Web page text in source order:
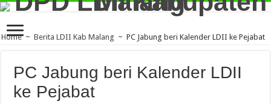
Home ~ Berita LDII Kab Malang ~ PC Jabung beri Kalender LDII ke Pejabat
PC Jabung beri Kalender LDII
ke Pejabat